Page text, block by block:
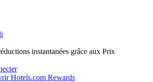
instantanées grâce aux Prix
Hotels.com Rewards